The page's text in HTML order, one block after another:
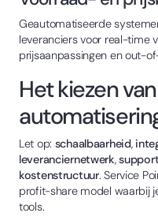
Geautomatiseerde
leveranciers voor real-time
prijsaanpassingen en out-
Het kiezen
Let op: schaalbaarheid,
leveranciernetwerk,
kostenstructuur. Service
profit-share model waarbij
tools.